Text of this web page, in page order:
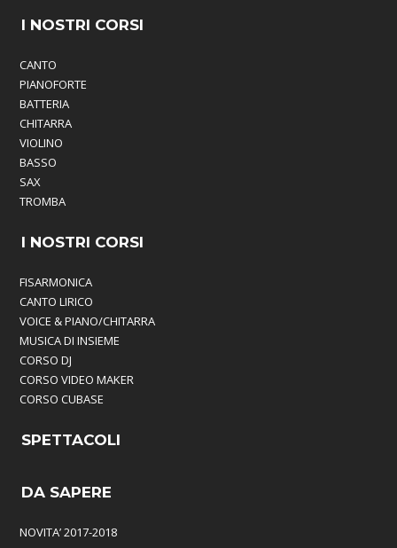
I NOSTRI CORSI
CANTO
PIANOFORTE
BATTERIA
CHITARRA
VIOLINO
BASSO
SAX
TROMBA
I NOSTRI CORSI
FISARMONICA
CANTO LIRICO
VOICE & PIANO/CHITARRA
MUSICA DI INSIEME
CORSO DJ
CORSO VIDEO MAKER
CORSO CUBASE
SPETTACOLI
DA SAPERE
NOVITA’ 2017-2018